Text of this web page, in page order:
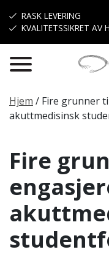
RASK LEVERING
KVALITETSSIKRET AV
Hjem / Fire grunner
akuttmedisinsk
Fire